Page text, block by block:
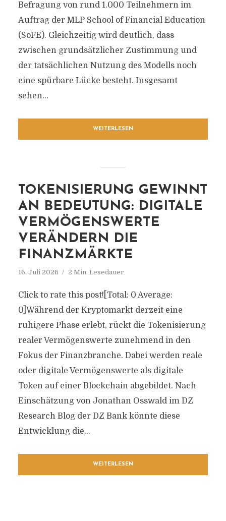
Befragung von rund 1.000 Teilnehmern im
Auftrag der MLP School of Financial Education
(SoFE). Gleichzeitig wird deutlich, dass
zwischen grundsätzlicher Zustimmung und
der tatsächlichen Nutzung des Modells noch
eine spürbare Lücke besteht. Insgesamt
sehen...
WEITERLESEN
TOKENISIERUNG GEWINNT
AN BEDEUTUNG: DIGITALE
VERMÖGENSWERTE
VERÄNDERN DIE
FINANZMÄRKTE
16. Juli 2026 2 Min. Lesedauer
Click to rate this post![Total: 0 Average:
0]Während der Kryptomarkt derzeit eine
ruhigere Phase erlebt, rückt die Tokenisierung
realer Vermögenswerte zunehmend in den
Fokus der Finanzbranche. Dabei werden reale
oder digitale Vermögenswerte als digitale
Token auf einer Blockchain abgebildet. Nach
Einschätzung von Jonathan Osswald im DZ
Research Blog der DZ Bank könnte diese
Entwicklung die...
WEITERLESEN